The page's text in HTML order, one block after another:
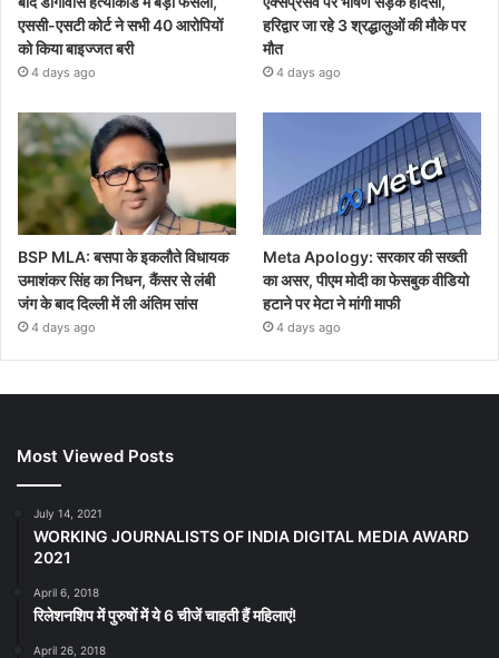
एससी-एसटी कोर्ट ने सभी 40 आरोपियों
को किया बाइज्जत बरी
4 days ago
हरिद्वार जा रहे 3 श्रद्धालुओं की मौके पर
मौत
4 days ago
BSP MLA: बसपा के इकलौते विधायक
उमाशंकर सिंह का निधन, कैंसर से लंबी
जंग के बाद दिल्ली में ली अंतिम सांस
4 days ago
Meta Apology: सरकार की सख्ती
का असर, पीएम मोदी का फेसबुक वीडियो
हटाने पर मेटा ने मांगी माफी
4 days ago
Most Viewed Posts
July 14, 2021
WORKING JOURNALISTS OF INDIA DIGITAL MEDIA AWARD
2021
April 6, 2018
रिलेशनशिप में पुरुषों में ये 6 चीजें चाहती हैं महिलाएं!
April 26, 2018